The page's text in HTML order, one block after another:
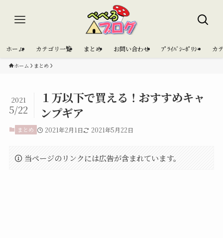
ホーム カテゴリ一覧 まとめ お問い合わせ ﾌﾟﾗｲﾊﾞｼｰﾎﾟﾘｼｰ カ
ホーム まとめ
１万以下で買える！おすすめキャ
ンプギア
2021
5/22
まとめ 2021年2月1日 2021年5月22日
当ページのリンクには広告が含まれています。